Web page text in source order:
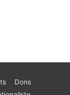
Dons